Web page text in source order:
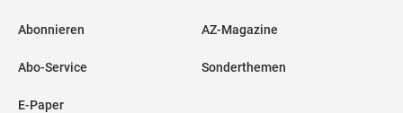
Abonnieren
Abo-Service
E-Paper
AZ-Magazine
Sonderthemen